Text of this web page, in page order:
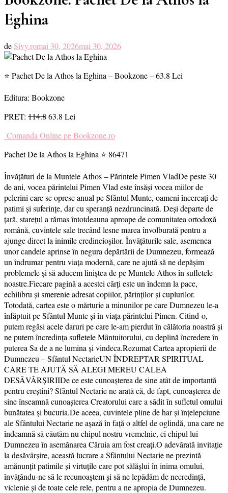
Eghina
de Sivy.romai 30, 2026mai 30, 2026
⭐ Pachet De la Athos la Eghina – Bookzone – 63.8 Lei
Editura: Bookzone
PRET: 114.863.8 Lei
Comanda Online pe Bookzone.ro
Pachet De la Athos la Eghina ⭐ 86471
Învățături de la Muntele Athos – Părintele Pimen VladDe peste 30
de ani, vocea părintelui Pimen Vlad este însăşi vocea miilor de
pelerini care se opresc anual pe Sfântul Munte, oameni încercați de
patimi şi suferințe, dar cu speranță nezdruncinată. Deşi departe de
țară, starețul a rămas întotdeauna aproape de comunitatea ortodoxă
română, cuvintele sale trecând lesne marea învolburată pentru a
ajunge direct la inimile credincioşilor. Învăţăturile sale, asemenea
unor candele aprinse în negura depărtării de Dumnezeu, formează
un îndrumar pentru viața modernă, care ne ajută să ne depăşim
problemele şi să aducem liniştea de pe Muntele Athos în sufletele
noastre.Fiecare pagină a acestei cărți este un îndemn la pace,
echilibru şi smerenie adresat copiilor, părinților şi cuplurilor.
Totodată, cartea este o mărturie a minunilor pe care Dumnezeu le-a
înfăptuit pe Sfântul Munte și în viața părintelui Pimen. Citind-o,
putem regăsi acele daruri pe care le-am pierdut în călătoria noastră şi
ne putem încredinţa sufletele Mântuitorului, cu deplină încredere în
puterea Sa de a ne lumina şi vindeca.Rezumat Cartea apropierii de
Dumnezeu – Sfântul NectarieUN ÎNDREPTAR SPIRITUAL
CARE TE AJUTĂ SĂ ALEGI MEREU CALEA
DESĂVÂRȘIRIIDe ce este cunoașterea de sine atât de importantă
pentru creștini? Sfântul Nectarie ne arată că, de fapt, cunoașterea de
sine înseamnă cunoașterea Creatorului care a sădit în sufletul omului
bunătatea și bucuria.De aceea, cuvintele pline de har și înțelepciune
ale Sfântului Nectarie ne așază în față o altfel de oglindă, una care ne
îndeamnă să căutăm nu chipul nostru vremelnic, ci chipul lui
Dumnezeu în asemănarea Căruia am fost creați.O adevărată invitație
la desăvârșire, această lucrare a Sfântului Nectarie ne prezintă
amănunțit patimile și virtuțile care pot sălășlui în inima omului,
învățându-ne să le recunoaștem și să ne lepădăm de necredință,
viclenie și de toate cele rele, pentru a ne apropia de Dumnezeu.